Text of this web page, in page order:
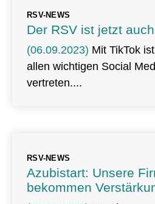
RSV-NEWS
Der RSV ist jetzt
(06.09.2023) Mit TikTok
allen wichtigen Social
vertreten.
RSV-NEWS
Azubistart: Unsere
bekommen